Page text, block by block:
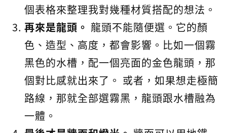
個表格來整理我對幾種材質搭配的想法。
再來是龍頭。 龍頭不能隨便選。它的顏
色、造型、高度，都會影響。比如一個霧
黑色的水槽，配一個亮面的金色龍頭，那
個對比感就出來了。 或者，如果想走極簡
路線，那就全部選霧黑，龍頭跟水槽融為
一體。